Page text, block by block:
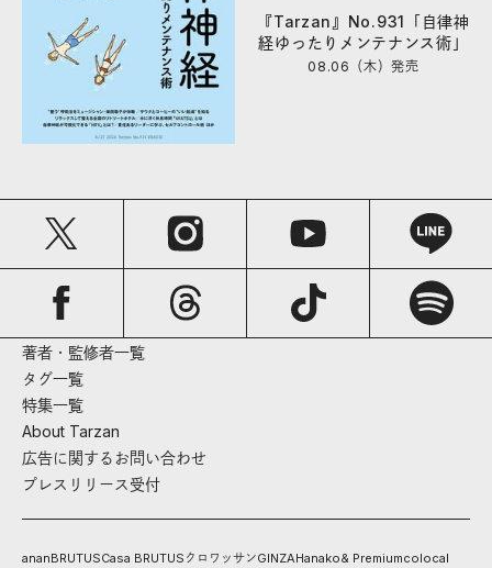
『Tarzan』No.931「自律神
経ゆったりメンテナンス術」
08.06（木）発売
著者・監修者一覧
タグ一覧
特集一覧
About Tarzan
広告に関するお問い合わせ
プレスリリース受付
ananBRUTUSCasa BRUTUS クロワッサンGINZAHanako& Premiumcolocal